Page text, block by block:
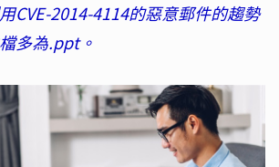
CVE-2014-4114的惡意郵件的趨勢
多為.ppt。